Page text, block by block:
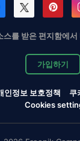
스를 받은 편지함에
가입하기
인정보 보호정책 쿠
Cookies